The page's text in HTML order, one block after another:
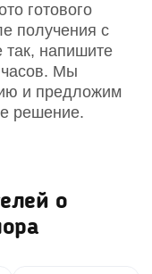
готового
получения с
так, напишите
часов. Мы
и предложим
решение.
о